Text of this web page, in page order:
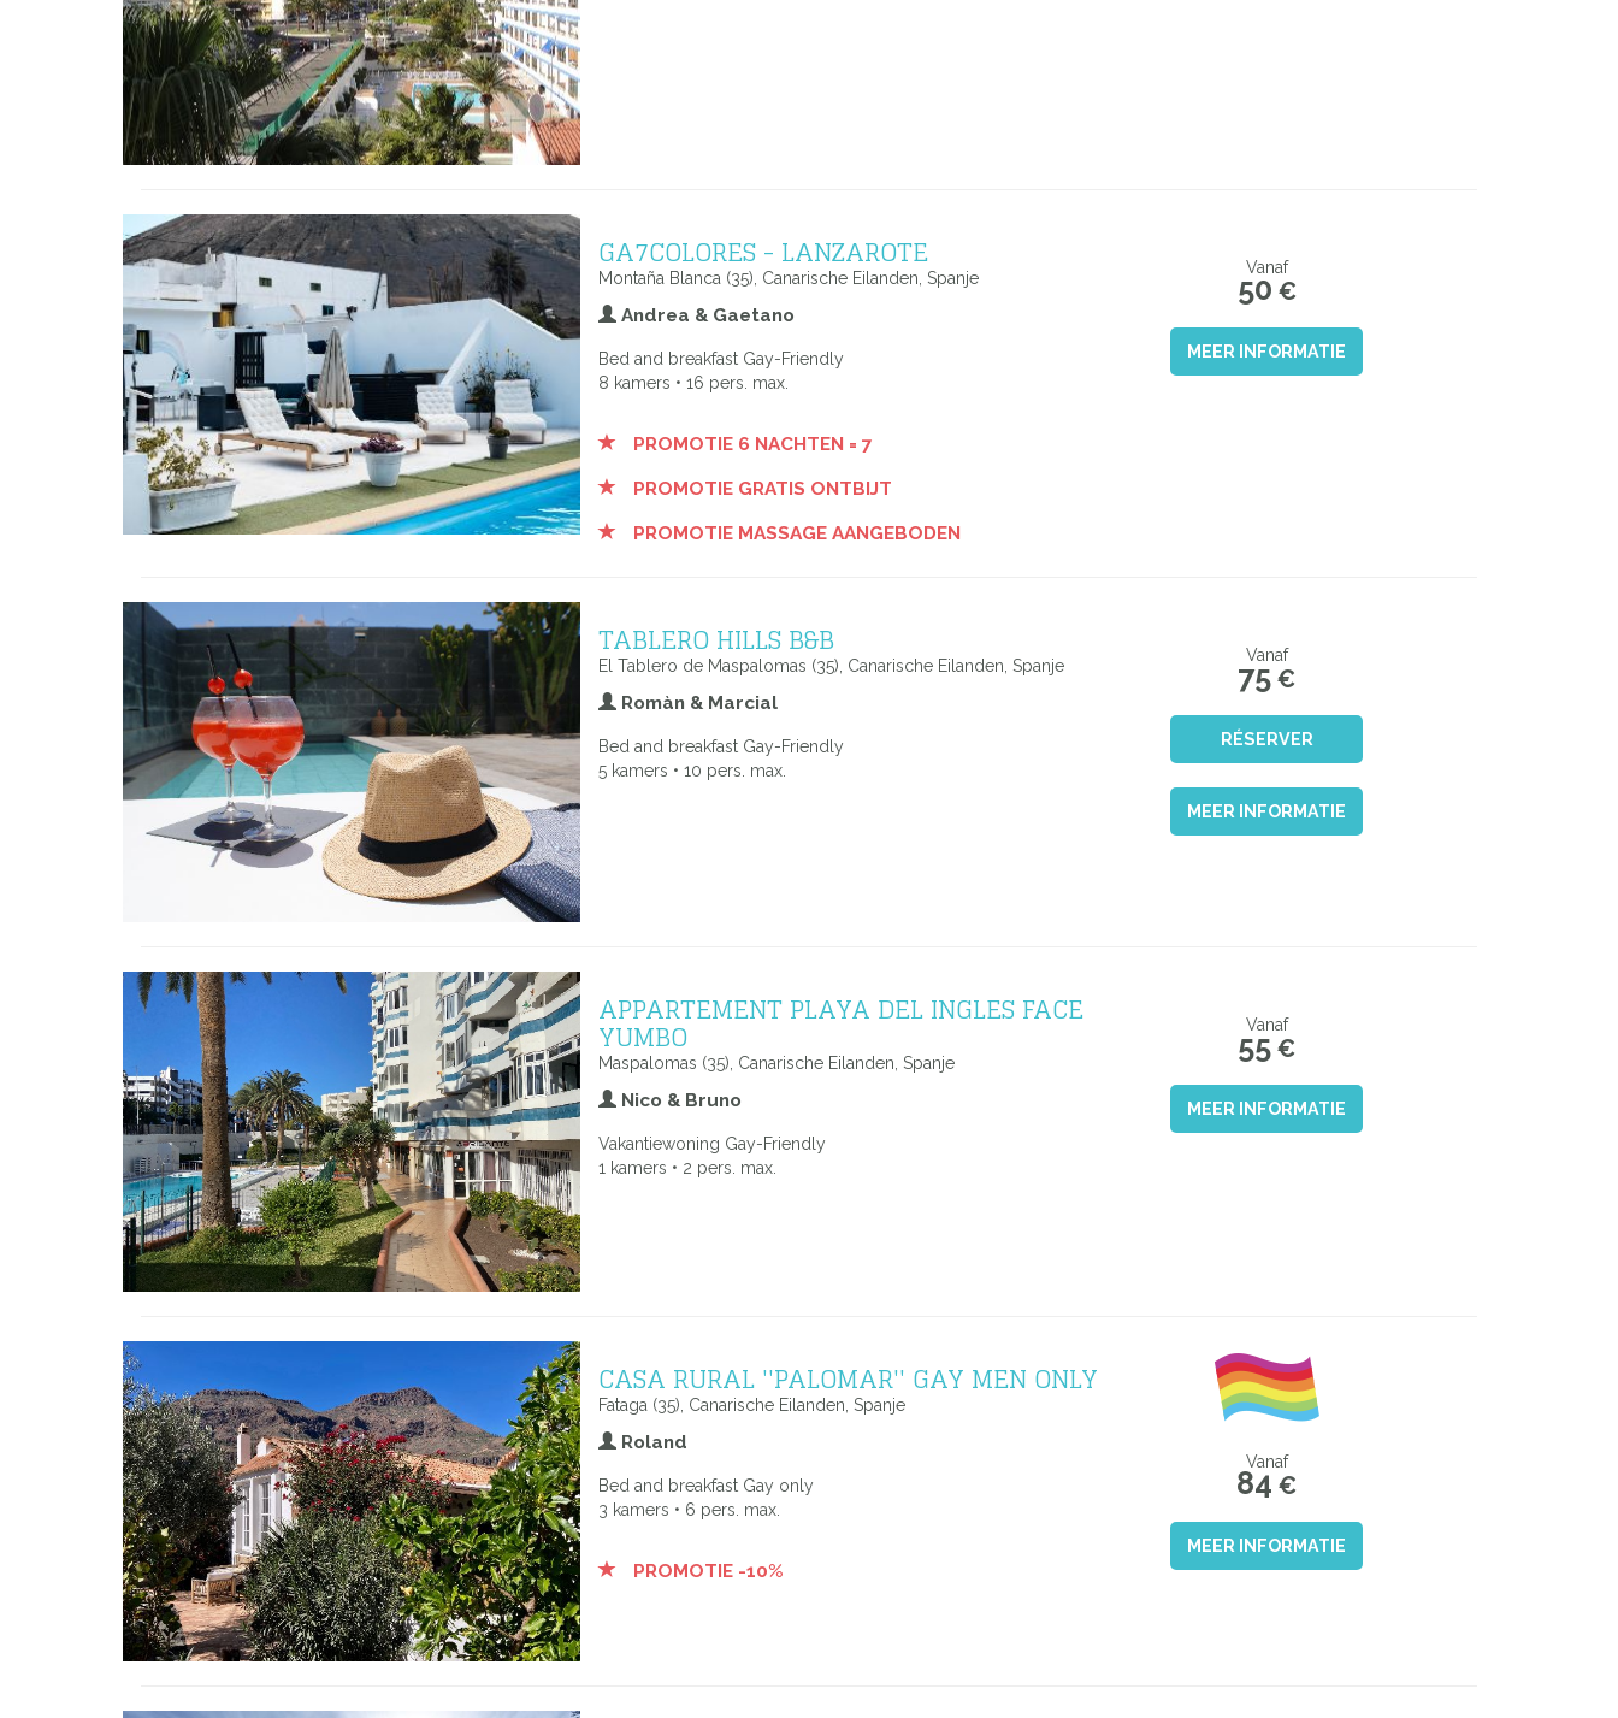
GA7COLORES - LANZAROTE
Montaña Blanca (35), Canarische Eilanden, Spanje
Andrea & Gaetano
Bed and breakfast Gay-Friendly
8 kamers • 16 pers. max.
PROMOTIE 6 NACHTEN = 7
PROMOTIE GRATIS ONTBIJT
PROMOTIE MASSAGE AANGEBODEN
Vanaf
50 €
MEER INFORMATIE
TABLERO HILLS B&B
El Tablero de Maspalomas (35), Canarische Eilanden, Spanje
Romàn & Marcial
Bed and breakfast Gay-Friendly
5 kamers • 10 pers. max.
Vanaf
75 €
RÉSERVER
MEER INFORMATIE
APPARTEMENT PLAYA DEL INGLES FACE
YUMBO
Maspalomas (35), Canarische Eilanden, Spanje
Nico & Bruno
Vakantiewoning Gay-Friendly
1 kamers • 2 pers. max.
Vanaf
55 €
MEER INFORMATIE
CASA RURAL ''PALOMAR'' GAY MEN ONLY
Fataga (35), Canarische Eilanden, Spanje
Roland
Bed and breakfast Gay only
3 kamers • 6 pers. max.
PROMOTIE -10%
Vanaf
84 €
MEER INFORMATIE